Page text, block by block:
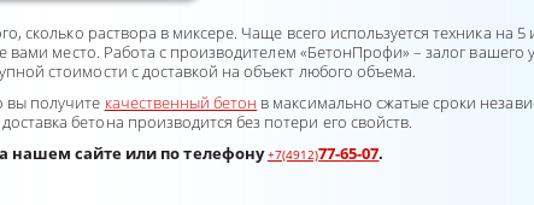
сколько раствора в миксере. Чаще всего используется техника на 5
вами место. Работа с производителем «БетонПрофи» – залог вашего
стоимости с доставкой на объект любого объема.
вы получите качественный бетон в максимально сжатые сроки
бетона производится без потери его свойств.
нашем сайте или по телефону+7(4912)77-65-07.